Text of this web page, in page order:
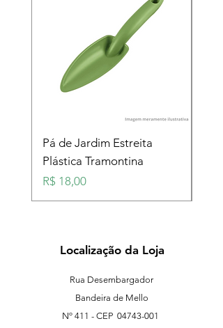
Pá de Jardim Estreita
Plástica Tramontina
Preço
R$ 18,00
Localização da Loja
Rua Desembargador
Bandeira de Mello
Nº 411 - CEP 04743-001